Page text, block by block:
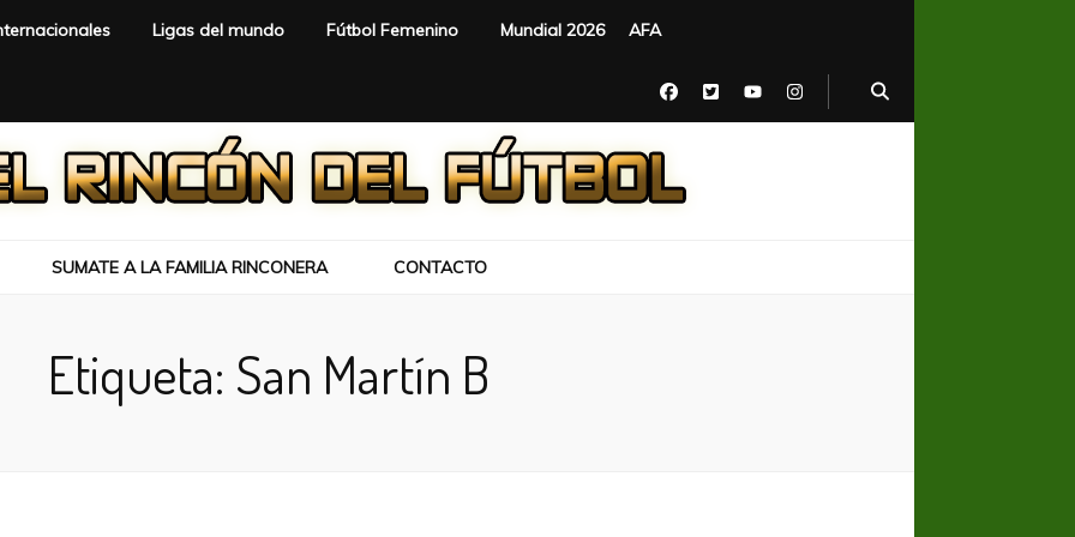
Ligas del mundo Fútbol Femenino Mundial 2026 AFA
SUMATE A LA FAMILIA RINCONERA CONTACTO
Etiqueta: San Martín B